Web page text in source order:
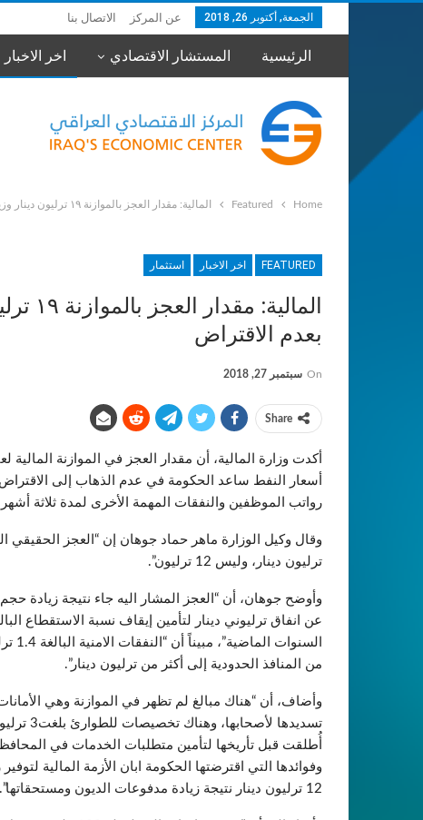
الجمعة, أكتوبر 26, 2018 عن المركز الاتصال بنا
الرئيسية المستشار الاقتصادي اخر الاخبار
Home
Featured المالية: مقدار العجز بالموازنة ١٩ ترليون دينار وزيادة اسعار النفط اسهمت بعدم الاقتراض
FEATURED اخر الاخبار استثمار
بعدم الاقتراض
On سبتمبر 27, 2018
Share
رواتب الموظفين والنفقات المهمة الأخرى لمدة ثلاثة
ترليون دينار، وليس 12 ترليون”.
من المنافذ الحدودية إلى أكثر من ترليون دينار”.
أُطلقت قبل تأريخها لتأمين متطلبات الخدمات في
وفوائدها التي اقترضتها الحكومة ابان الأزمة المالية
12 ترليون دينار نتيجة زيادة مدفوعات الديون ومستحقاتها”.